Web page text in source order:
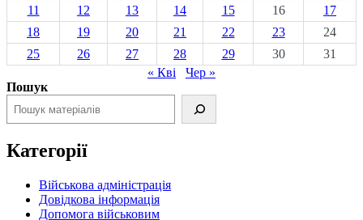
11
12 13 14 15 16
17
18
19 20 21 22 23
24
25
26 27 28 29 30
31
« Кві
Чер »
Пошук
Категорії
Військова адміністрація
Довідкова інформація
Допомога військовим